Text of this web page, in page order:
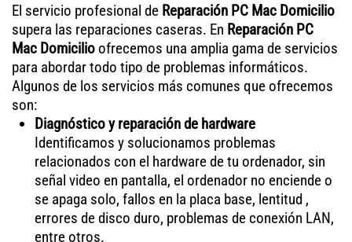
El servicio profesional de Reparación PC Mac Domicilio
supera las reparaciones caseras. En Reparación PC
Mac Domicilioofrecemos una amplia gama de servicios
para abordar todo tipo de problemas informáticos.
Algunos de los servicios más comunes que ofrecemos
son:
Diagnóstico y reparación de hardware
Identificamos y solucionamos problemas
relacionados con el hardware de tu ordenador, sin
señal video en pantalla, el ordenador no enciende o
se apaga solo, fallos en la placa base, lentitud ,
errores de disco duro, problemas de conexión LAN,
entre otros.